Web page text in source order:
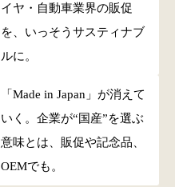
イヤ・自動車業界の販促
を、いっそうサスティナブ
ルに。
「Made in Japan」が消えて
いく。企業が“国産”を選ぶ
意味とは、販促や記念品、
OEMでも。